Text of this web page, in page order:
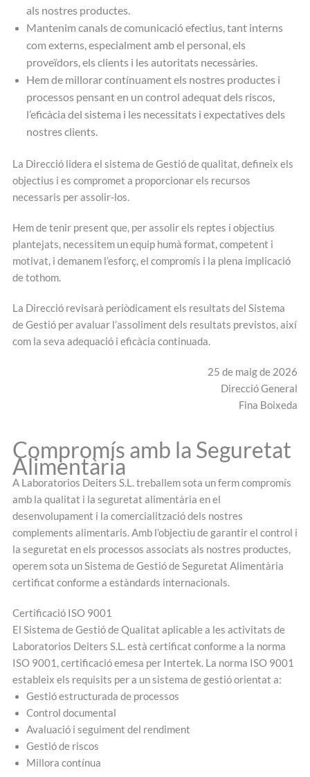
als nostres productes.
Mantenim canals de comunicació efectius, tant interns
com externs, especialment amb el personal, els
proveïdors, els clients i les autoritats necessàries.
Hem de millorar contínuament els nostres productes i
processos pensant en un control adequat dels riscos,
l’eficàcia del sistema i les necessitats i expectatives dels
nostres clients.
La Direcció lidera el sistema de Gestió de qualitat, defineix els
objectius i es compromet a proporcionar els recursos
necessaris per assolir-los.
Hem de tenir present que, per assolir els reptes i objectius
plantejats, necessitem un equip humà format, competent i
motivat, i demanem l’esforç, el compromís i la plena implicació
de tothom.
La Direcció revisarà periòdicament els resultats del Sistema
de Gestió per avaluar l’assoliment dels resultats previstos, així
com la seva adequació i eficàcia continuada.
25 de maig de 2026
Direcció General
Fina Boixeda
Compromís amb la Seguretat
Alimentària
A Laboratorios Deiters S.L. treballem sota un ferm compromís
amb la qualitat i la seguretat alimentària en el
desenvolupament i la comercialització dels nostres
complements alimentaris. Amb l’objectiu de garantir el control i
la seguretat en els processos associats als nostres productes,
operem sota un Sistema de Gestió de Seguretat Alimentària
certificat conforme a estàndards internacionals.
Certificació ISO 9001
El Sistema de Gestió de Qualitat aplicable a les activitats de
Laboratorios Deiters S.L. està certificat conforme a la norma
ISO 9001, certificació emesa per Intertek. La norma ISO 9001
estableix els requisits per a un sistema de gestió orientat a:
Gestió estructurada de processos
Control documental
Avaluació i seguiment del rendiment
Gestió de riscos
Millora contínua